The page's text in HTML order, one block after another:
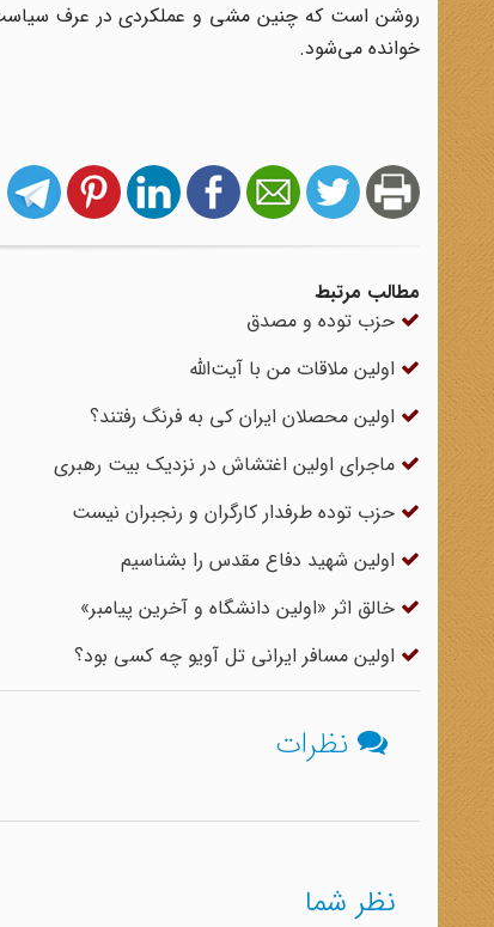
روشن است که چنین مشی و عملکردی در عرف سیاست
خوانده می‌شود.
مطالب مرتبط
حزب توده و مصدق
اولین ملاقات من با آیت‌الله
اولین محصلان ایران کی به فرنگ رفتند؟
ماجرای اولین اغتشاش در نزدیک بیت رهبری
حزب توده طرفدار کارگران و رنجبران نیست
اولین شهید دفاع مقدس را بشناسیم
خالق اثر «اولین دانشگاه و آخرین پیامبر»
اولین مسافر ایرانی تل آویو چه کسی بود؟
نظرات
نظر شما